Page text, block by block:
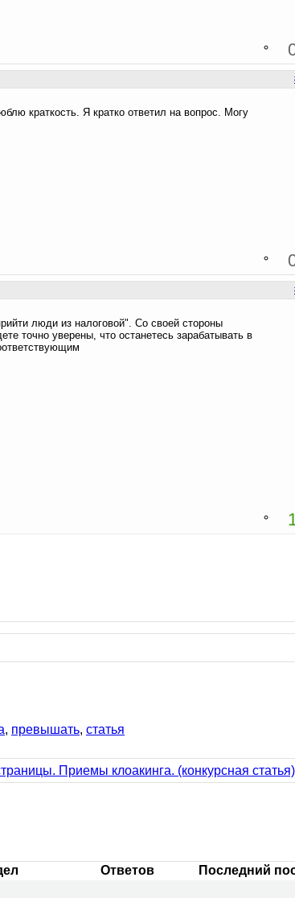
краткость. Я кратко ответил на вопрос. Могу
люди из налоговой". Со своей стороны
точно уверены, что останетесь зарабатывать в
, превышать, статья
Приемы клоакинга. (конкурсная статья)
Ответов Последний